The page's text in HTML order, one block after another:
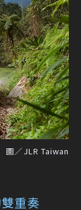
圖／JLR Taiwan
重奏